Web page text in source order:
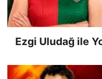
Ezgi Uludağ ile